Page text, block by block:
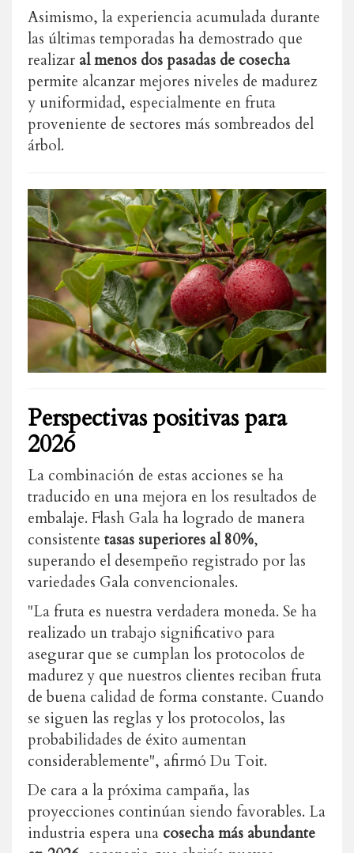
Asimismo, la experiencia acumulada durante
las últimas temporadas ha demostrado que
realizar al menos dos pasadas de cosecha
permite alcanzar mejores niveles de madurez
y uniformidad, especialmente en fruta
proveniente de sectores más sombreados del
árbol.
Perspectivas positivas para
2026
La combinación de estas acciones se ha
traducido en una mejora en los resultados de
embalaje. Flash Gala ha logrado de manera
consistente tasas superiores al 80%,
superando el desempeño registrado por las
variedades Gala convencionales.
"La fruta es nuestra verdadera moneda. Se ha
realizado un trabajo significativo para
asegurar que se cumplan los protocolos de
madurez y que nuestros clientes reciban fruta
de buena calidad de forma constante. Cuando
se siguen las reglas y los protocolos, las
probabilidades de éxito aumentan
considerablemente", afirmó Du Toit.
De cara a la próxima campaña, las
proyecciones continúan siendo favorables. La
industria espera una cosecha más abundante